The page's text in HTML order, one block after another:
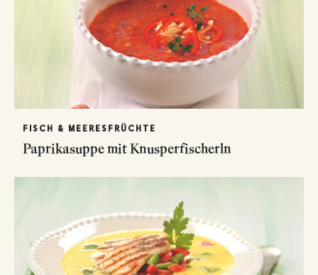
FISCH & MEERESFRÜCHTE
Paprikasuppe mit Knusperfischerln